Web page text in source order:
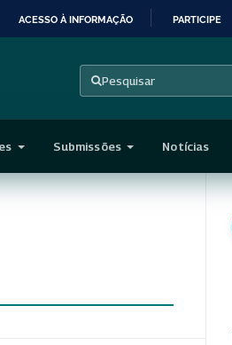
ACESSO À INFORMAÇÃO PARTICIPE
Pesquisar
Submissões Notícias